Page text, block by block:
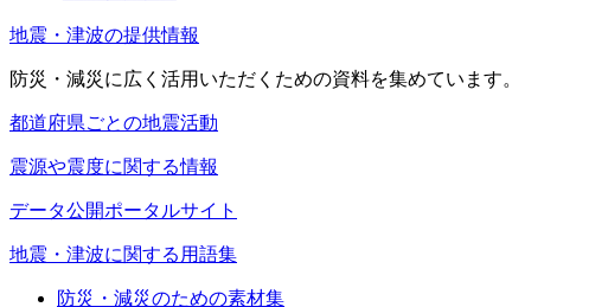
地震・津波の提供情報
防災・減災に広く活用いただくための資料を集めています。
都道府県ごとの地震活動
震源や震度に関する情報
データ公開ポータルサイト
地震・津波に関する用語集
防災・減災のための素材集